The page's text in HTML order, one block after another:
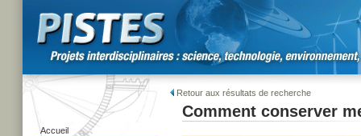
Accueil
Retour aux résultats de recherche
Comment conserver